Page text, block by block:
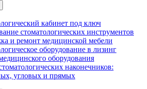
кабинет под ключ
стоматологических инструментов
и ремонт медицинской мебели
оборудование в лизинг
оборудования
наконечников:
угловых и прямых